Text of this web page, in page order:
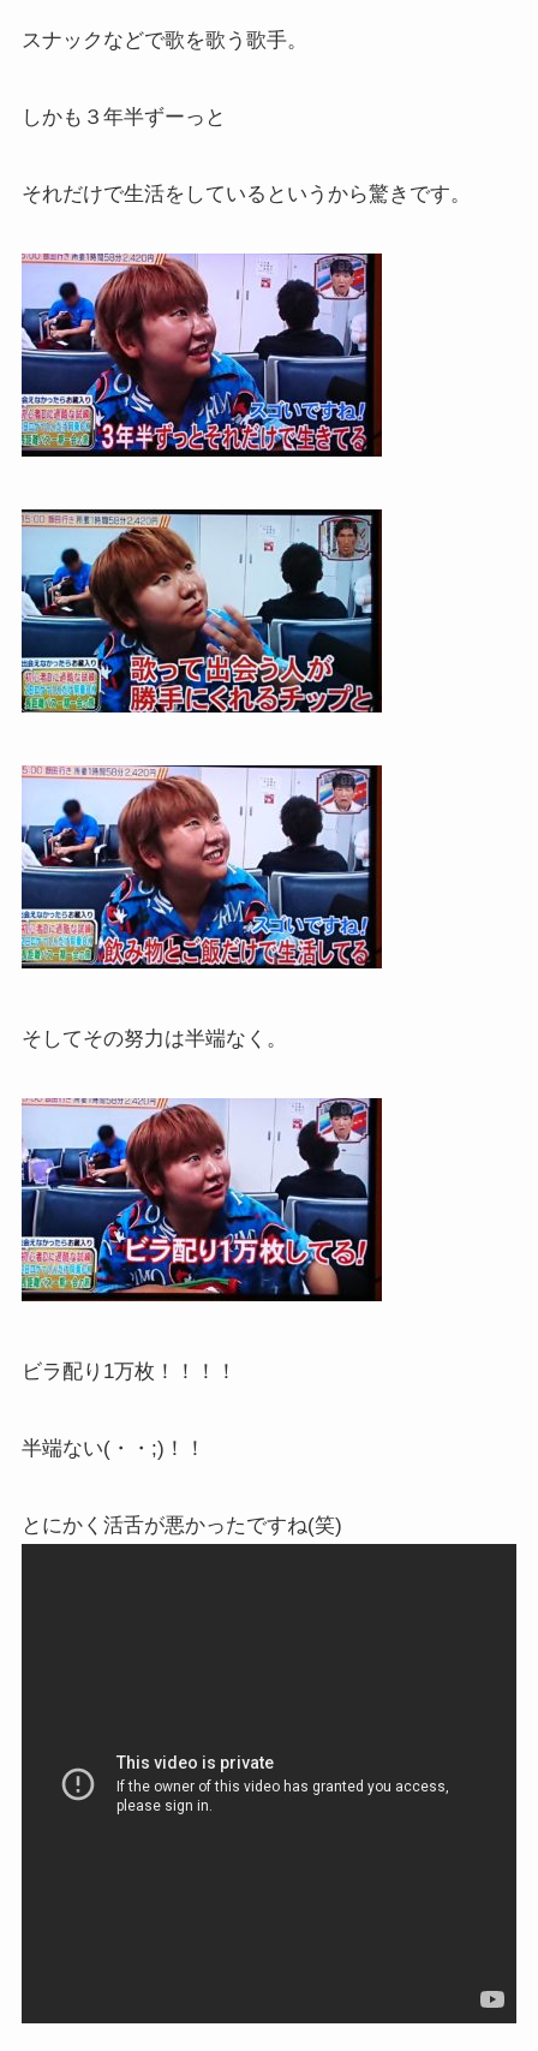
スナックなどで歌を歌う歌手。
しかも３年半ずーっと
それだけで生活をしているというから驚きです。
そしてその努力は半端なく。
ビラ配り1万枚！！！！
半端ない(・・;)！！
とにかく活舌が悪かったですね(笑)